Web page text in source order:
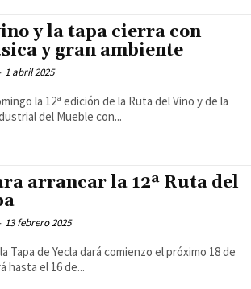
y la tapa cierra con
y gran ambiente
1 abril 2025
la 12ª edición de la Ruta del Vino y de la
del Mueble con...
arrancar la 12ª Ruta del
13 febrero 2025
Tapa de Yecla dará comienzo el próximo 18 de
hasta el 16 de...